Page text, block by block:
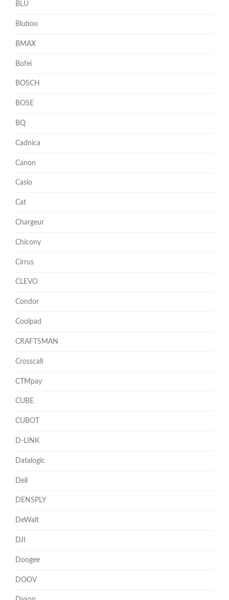
BLU
Bluboo
BMAX
Bofei
BOSCH
BOSE
BQ
Cadnica
Canon
Casio
Cat
Chargeur
Chicony
Cirrus
CLEVO
Condor
Coolpad
CRAFTSMAN
Crosscall
CTMpay
CUBE
CUBOT
D-LINK
Datalogic
Dell
DENSPLY
DeWalt
DJI
Doogee
DOOV